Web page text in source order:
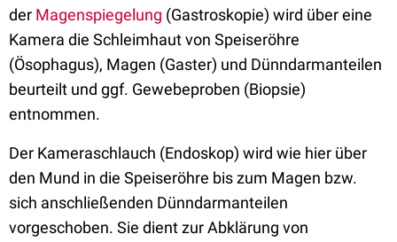
der Magenspiegelung (Gastroskopie) wird über eine
Kamera die Schleimhaut von Speiseröhre
(Ösophagus), Magen (Gaster) und Dünndarmanteilen
beurteilt und ggf. Gewebeproben (Biopsie)
entnommen.
Der Kameraschlauch (Endoskop) wird wie hier über
den Mund in die Speiseröhre bis zum Magen bzw.
sich anschließenden Dünndarmanteilen
vorgeschoben. Sie dient zur Abklärung von